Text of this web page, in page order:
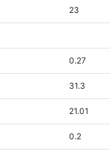
23
0.27
31.3
21.01
0.2